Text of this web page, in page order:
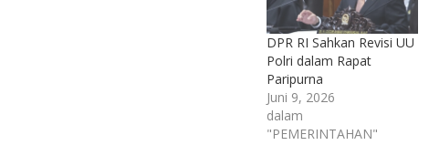
DPR RI Sahkan Revisi UU
Polri dalam Rapat
Paripurna
Juni 9, 2026
dalam
"PEMERINTAHAN"